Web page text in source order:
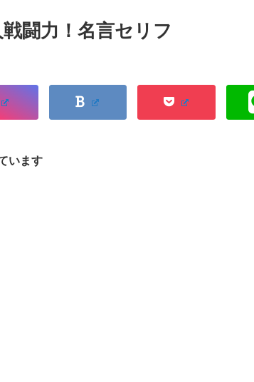
闘力！名言セリフ
います